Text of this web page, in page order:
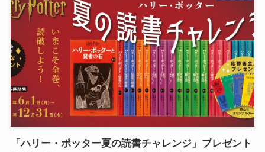
「ハリー・ポッター夏の読書チャレンジ」プレゼント